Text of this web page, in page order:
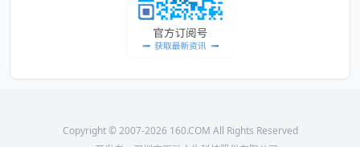
Copyright © 2007-2026 160.COM All Rights Reserved